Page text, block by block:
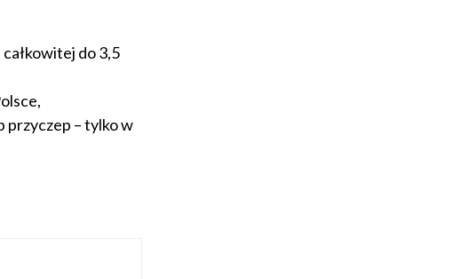
do 3,5
przyczep – tylko w